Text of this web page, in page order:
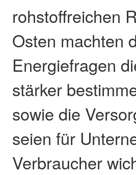
rohstoffreichen
Osten machten
Energiefragen
stärker
sowie die
seien für
Verbraucher